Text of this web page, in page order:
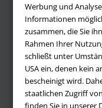
Werbung und
Informationen
zusammen, die Sie
Rahmen Ihrer
schließt unter
USA ein, denen kein
bescheinigt wird.
staatlichen Zugriff
finden Sie in unserer
Impressum
Versandbedingungen
Widerruf
Batteriehinweis
AGB
Datenschutz